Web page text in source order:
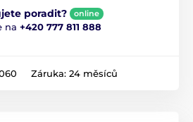
poradit? online
na +420 777 811 888
Záruka: 24 měsíců